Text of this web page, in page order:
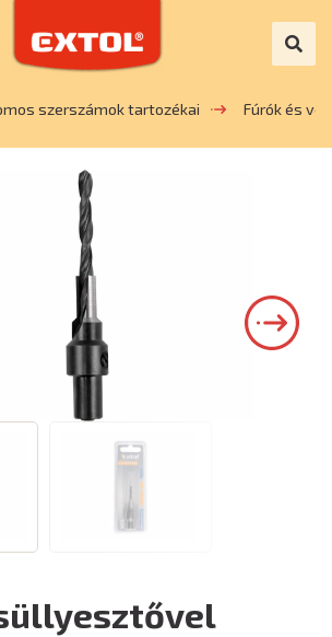
szerszámok tartozékai Fúrók és